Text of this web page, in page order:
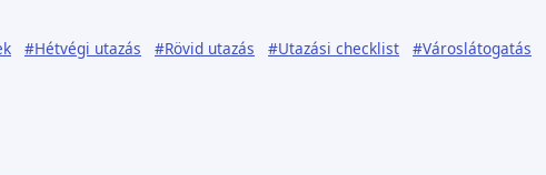
#Hétvégi utazás #Rövid utazás #Utazási checklist
#Városlátogatás